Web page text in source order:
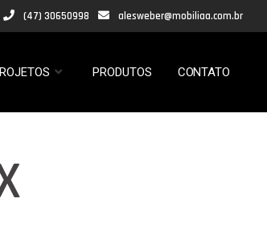
(47) 30650998 alesweber@mobiliaa.com.br
PRODUTOS CONTATO